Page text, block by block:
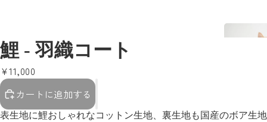
鯉 - 羽織コート
¥11,000
カートに追加する
表生地に鯉おしゃれなコットン生地、裏生地も国産のボア生地